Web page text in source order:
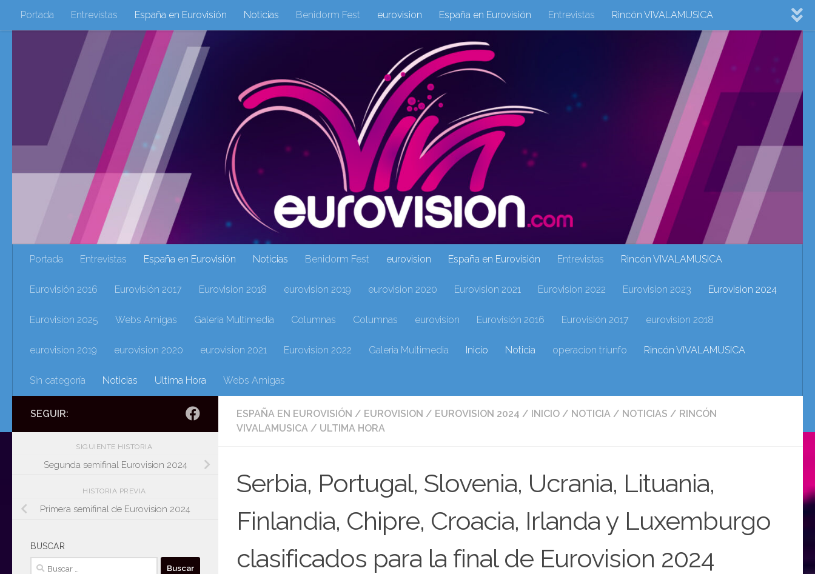
Saltar al contenido
Portada Entrevistas España en Eurovisión Noticias Benidorm Fest eurovision España en Eurovisión Entrevistas Rincón VIVALAMUSICA
Eurovisión 2016 Eurovisión 2017 Eurovision 2018 eurovision 2020 Eurovision 2021 Eurovision 2024
Eurovision 2025 Webs Amigas Galeria Multimedia Columnas Columnas eurovision Eurovisión 2016 eurovision 2018 eurovision 2019
eurovision 2020 eurovision 2021 Eurovision 2022 Galeria Multimedia Inicio Noticia operacion triunfo Rincón VIVALAMUSICA Sin categoría Noticias
Ultima Hora Webs Amigas
Portada Entrevistas España en Eurovisión Noticias Benidorm Fest eurovision España en Eurovisión Entrevistas Rincón VIVALAMUSICA
Eurovisión 2016 Eurovisión 2017 Eurovision 2018 eurovision 2019 eurovision 2020 Eurovision 2021 Eurovision 2022 Eurovision 2023 Eurovision 2024
Eurovision 2025 Webs Amigas Galeria Multimedia Columnas Columnas eurovision Eurovisión 2016 Eurovisión 2017 eurovision 2018
eurovision 2019 eurovision 2020 eurovision 2021 Eurovision 2022 Galeria Multimedia Inicio Noticia operacion triunfo Rincón VIVALAMUSICA
Sin categoría Noticias Ultima Hora Webs Amigas
ESPAÑA EN EUROVISIÓN / EUROVISION / EUROVISION 2024 / INICIO / NOTICIA / NOTICIAS / RINCÓN
VIVALAMUSICA / ULTIMA HORA
Serbia, Portugal, Slovenia, Ucrania, Lituania,
Finlandia, Chipre, Croacia, Irlanda y Luxemburgo
clasificados para la final de Eurovision 2024
SEGUIR:
SIGUIENTE HISTORIA
Segunda semifinal Eurovision 2024
HISTORIA PREVIA
Primera semifinal de Eurovision 2024
BUSCAR
Buscar: